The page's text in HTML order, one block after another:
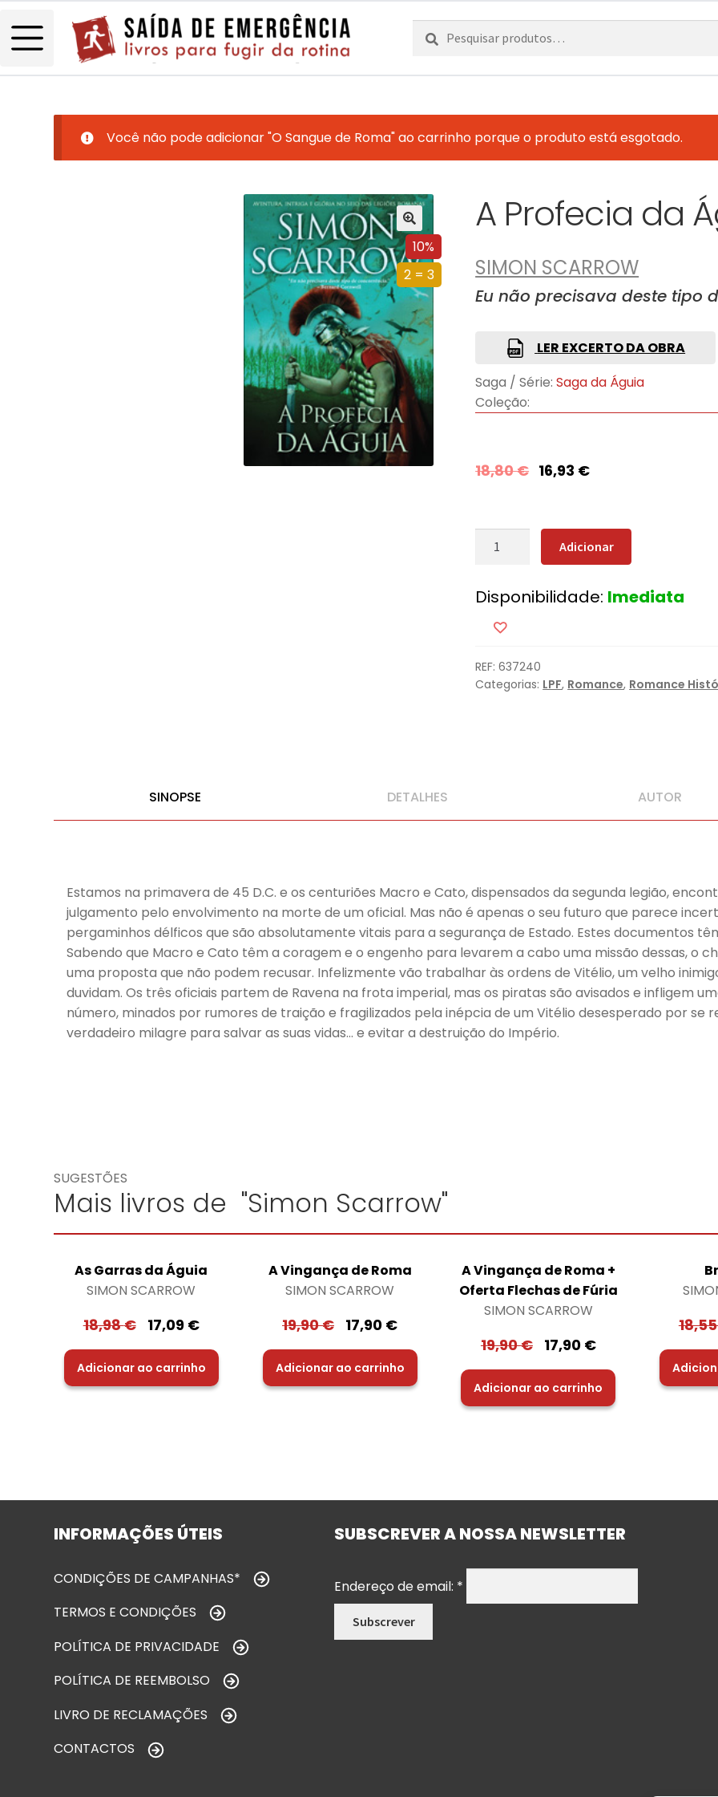
Pesquisar
por:
Pesquisa
Você não pode adicionar "O Sangue de Roma" ao carrinho porque o produto está esgotado.
10%
2 = 3
A Profecia da
SIMON SCARROW
Eu não precisava deste tipo
LER EXCERTO DA OBRA
Saga / Série: Saga da Águia
Coleção:
18,80€ 16,93 €
Quantidade
Profecia
Águia
Adicionar
Disponibilidade: Imediata
REF:637240
Categorias: LPF, Romance, Romance
SINOPSE DETALHES AUTOR
Estamos na primavera de 45 D.C. e os centuriões Macro e Cato, dispensados da segunda legião,
julgamento pelo envolvimento na morte de um oficial. Mas não é apenas o seu futuro que parece
pergaminhos délficos que são absolutamente vitais para a segurança de Estado. Estes documentos
Sabendo que Macro e Cato têm a coragem e o engenho para levarem a cabo uma missão dessas, o
uma proposta que não podem recusar. Infelizmente vão trabalhar às ordens de Vitélio, um velho
duvidam. Os três oficiais partem de Ravena na frota imperial, mas os piratas são avisados e infligem
número, minados por rumores de traição e fragilizados pela inépcia de um Vitélio desesperado por se
verdadeiro milagre para salvar as suas vidas… e evitar a destruição do Império.
SUGESTÕES
Mais livros de "Simon Scarrow"
As Garras da Águia
SIMON SCARROW
18,98€ 17,09 €
Adicionar ao carrinho
A Vingança de Roma
SIMON SCARROW
19,90€ 17,90 €
Adicionar ao carrinho
A Vingança de Roma +
Oferta Flechas de Fúria
SIMON SCARROW
19,90€ 17,90 €
Adicionar ao carrinho
INFORMAÇÕES ÚTEIS
CONDIÇÕES DE CAMPANHAS*
TERMOS E CONDIÇÕES
POLÍTICA DE PRIVACIDADE
POLÍTICA DE REEMBOLSO
LIVRO DE RECLAMAÇÕES
CONTACTOS
SUBSCREVER A NOSSA NEWSLETTER
Endereço de email: *